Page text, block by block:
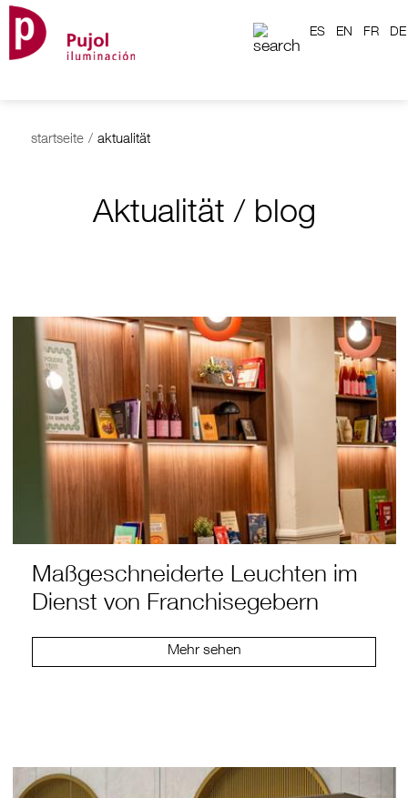
ES EN FR DE
startseite / aktualität
Aktualität / blog
Maßgeschneiderte Leuchten im
Dienst von Franchisegebern
Mehr sehen